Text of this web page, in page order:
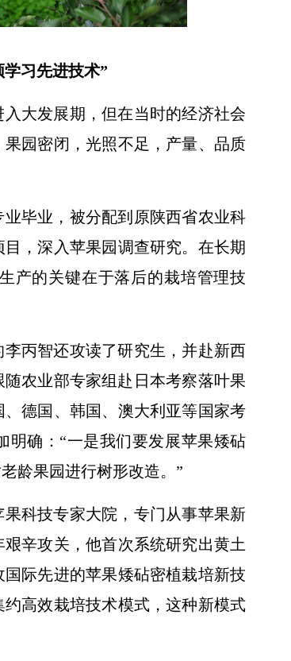
习先进技术”
入大发展期，但在当时的经济社会
园密闭，光照不足，产量、品质
毕业，被分配到原陕西省农业科
，深入苹果园调查研究。在长期
产的关键在于落后的栽培管理技
丙智还攻读了研究生，并赴新西
农业部专家组赴日本考察落叶果
德国、韩国、澳大利亚等国家考
明确：“一是我们要发展苹果矮砧
龄果园进行树形改造。”
科技专家大院，专门从事苹果新
辛攻关，他首次系统研究出黄土
际先进的苹果矮砧密植栽培新技
高效栽培技术模式，这种新模式